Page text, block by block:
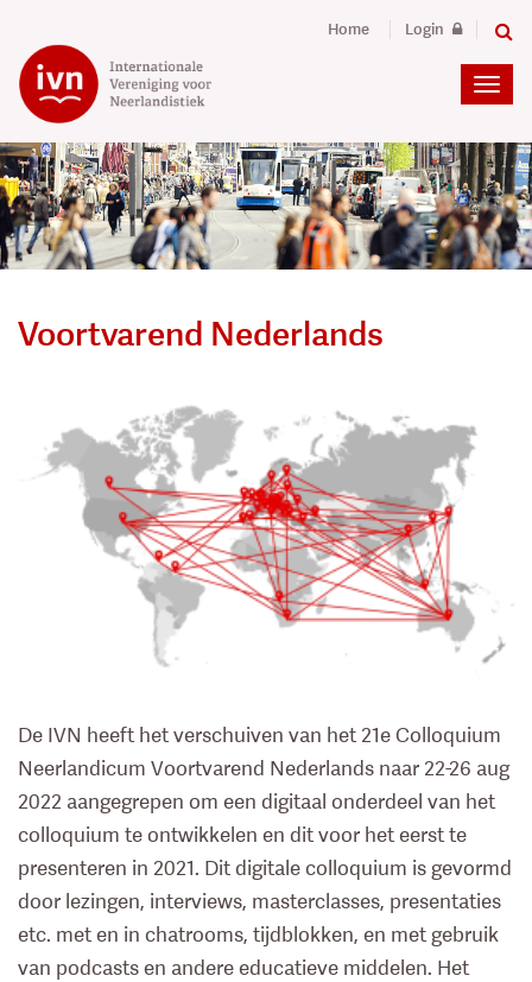
Home Login
Voortvarend Nederlands
De IVN heeft het verschuiven van het 21e Colloquium
Neerlandicum Voortvarend Nederlands naar 22-26 aug
2022 aangegrepen om een digitaal onderdeel van het
colloquium te ontwikkelen en dit voor het eerst te
presenteren in 2021. Dit digitale colloquium is gevormd
door lezingen, interviews, masterclasses, presentaties
etc. met en in chatrooms, tijdblokken, en met gebruik
van podcasts en andere educatieve middelen. Het